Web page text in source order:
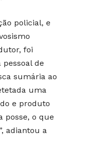
policial, e
foi
de
sumária ao
uma
e produto
posse, o que
adiantou a